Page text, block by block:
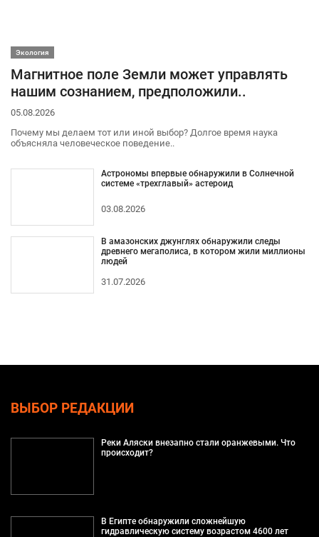
Экология
Магнитное поле Земли может управлять
нашим сознанием, предположили..
05.08.2026
Почему мы делаем тот или иной выбор? Долгое время наука
объясняла человеческое поведение..
Астрономы впервые обнаружили в Солнечной
системе «трехглавый» астероид
03.08.2026
В амазонских джунглях обнаружили следы
древнего мегаполиса, в котором жили миллионы
людей
31.07.2026
ВЫБОР РЕДАКЦИИ
Реки Аляски внезапно стали оранжевыми. Что
происходит?
В Египте обнаружили сложнейшую
гидравлическую систему возрастом 4600 лет